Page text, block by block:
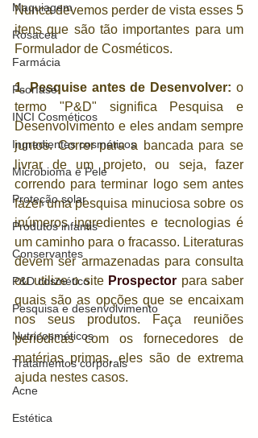
Maquiagem
Rosacea
Farmácia
Psoríase
INCI Cosméticos
Ingredientes cosméticos
Microbioma e Pele
Proteção solar
Produtos infantis
Conservantes
P&D cosmético
Pesquisa e desenvolvimento
Nutricosméticos
Tratamentos corporais
Acne
Estética
Nunca devemos perder de vista esses 5
itens que são tão importantes para um
Formulador de Cosméticos.
1. Pesquise antes de Desenvolver: o
termo "P&D" significa Pesquisa e
Desenvolvimento e eles andam sempre
juntos. Correr para a bancada para se
livrar de um projeto, ou seja, fazer
correndo para terminar logo sem antes
fazer uma pesquisa minuciosa sobre os
inúmeros ingredientes e tecnologias é
um caminho para o fracasso. Literaturas
devem ser armazenadas para consulta
ou utilize o site Prospector para saber
quais são as opções que se encaixam
nos seus produtos. Faça reuniões
periódicas com os fornecedores de
matérias primas, eles são de extrema
ajuda nestes casos.